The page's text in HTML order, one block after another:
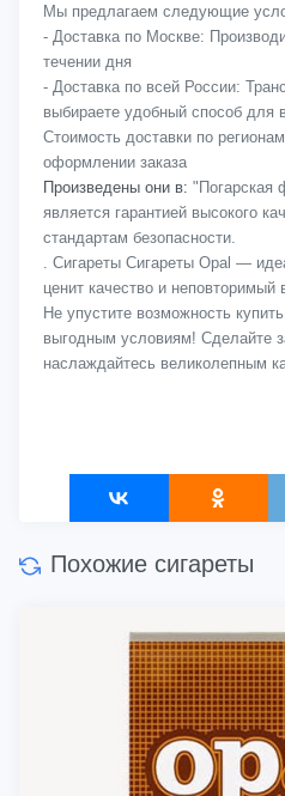
Мы предлагаем следующие
- Доставка по Москве:
течении дня
- Доставка по всей России:
выбираете удобный способ для
Стоимость доставки по
оформлении заказа
Произведены они в: "Погарская
является гарантией высокого
стандартам безопасности.
. Сигареты Сигареты Opal —
ценит качество и неповторимый
Не упустите возможность
выгодным условиям! Сделайте
наслаждайтесь великолепным
Похожие сигареты